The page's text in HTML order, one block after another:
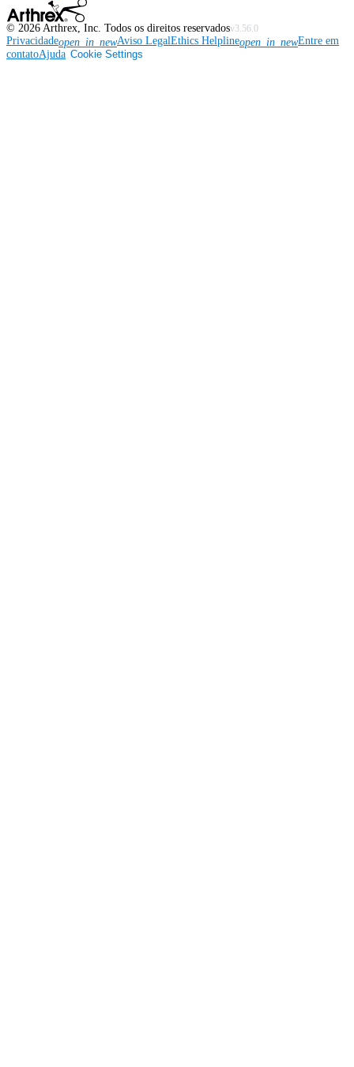
© 2026 Arthrex, Inc. Todos os direitos reservadosv3.56.0
Privacidadeopen_in_newAviso LegalEthics Helplineopen_in_newEntre em
contatoAjuda Cookie Settings